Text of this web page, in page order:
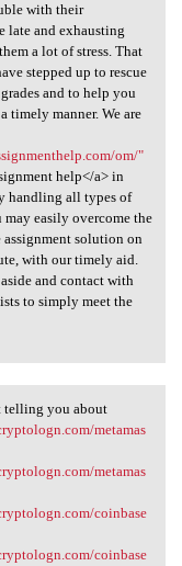
with their
late and exhausting
a lot of stress. That
stepped up to rescue
and to help you
timely manner. We are
om/"
help</a> in
handling all types of
may easily overcome the
solution on
with our timely aid.
and contact with
to simply meet the
telling you about
metamas
metamas
coinbase
coinbase